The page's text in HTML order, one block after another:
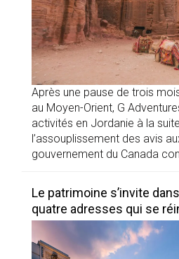
Après une pause de trois
au Moyen-Orient, G
activités en Jordanie à la
l’assouplissement des avis
gouvernement du Canada
Le patrimoine s’invite
quatre adresses qui se